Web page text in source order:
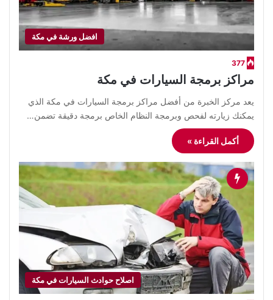
افضل ورشة في مكة
377
مراكز برمجة السيارات في مكة
يعد مركز الخبرة من أفضل مراكز برمجة السيارات في مكة الذي
يمكنك زيارته لفحص وبرمجة النظام الخاص برمجة دقيقة تضمن…
أكمل القراءة »
اصلاح حوادث السيارات في مكة